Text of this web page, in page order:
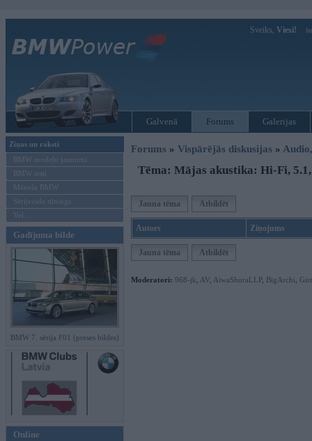
Sveiks, Viesi!
Galvenā Forums Galerijas
Ziņas un raksti
BMW modeļu jaunumi
BMW testi
Mēneša BMW
Sērijveida tūnings
Vel...
Gadījuma bilde
BMW 7. sērija F01 (preses bildes)
Online
Forums » Vispārējās diskusijas »
Tēma: Mājas akustika: Hi-Fi,
Jauna tēma Atbildēt
Autors Ziņojums
Jauna tēma Atbildēt
Moderatori: 968-jk AV AiwaShuraLLP, BigArchi